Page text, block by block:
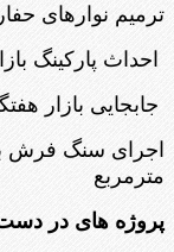
ترمیم نوارهای حفاری
احداث پارکینگ بازار
جابجایی بازار
مترمربع
پروژه های در